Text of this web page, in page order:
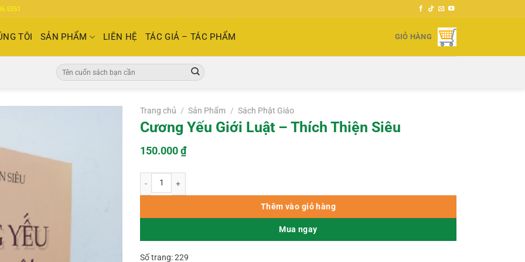
TÔI SẢN PHẨM LIÊN HỆ TÁC GIẢ – TÁC PHẨM GIỎ HÀNG
Tìm
kiếm:
Trang chủ / Sản Phẩm / Sách Phật Giáo
Cương Yếu Giới Luật – Thích Thiện Siêu
150.000₫
Thêm vào giỏ hàng
Mua ngay
Số trang: 229